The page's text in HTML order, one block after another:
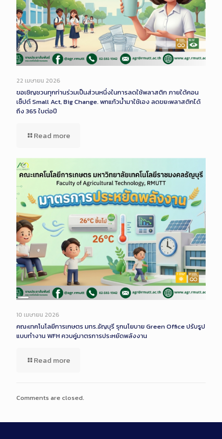
22 เมษายน 2026
ขอเชิญชวนทุกท่านร่วมเป็นส่วนหนึ่งในการลดใช้พลาสติก ภายใต้คอน
เซ็ปต์ Small Act, Big Change. พกแก้วน้ำมาใช้เอง ลดขยะพลาสติกได้
ถึง 365 ใบต่อปี
Read more
Long
Description
10 เมษายน 2026
คณะเทคโนโลยีการเกษตร มทร.ธัญบุรี รุกนโยบาย Green Office ปรับรูป
แบบทำงาน WFH ควบคู่มาตรการประหยัดพลังงาน
Read more
Comments are closed.